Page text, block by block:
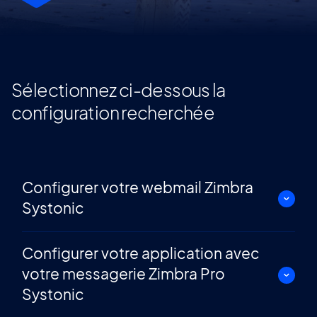
Sélectionnez ci-dessous la
configuration recherchée
Configurer votre webmail Zimbra
Systonic
Je lis la procédure
Configurer votre application avec
votre messagerie Zimbra Pro
Systonic